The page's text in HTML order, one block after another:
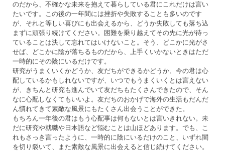
のだから、不確かな未来を抱えて暮らしている君にこれだけは言い
たいです。この後の一年間には挫折や失敗することも多いのです
が、それと等しい喜びにも出会えるから、どうか失敗しても落ち込
まずに頑張り続けてください。困難を乗り越えてその先に光が待っ
ていることは決して忘れてはいけないこと。そう、どこかに光がさ
せば、どこかに陰が落ちるものだから、上手くいかないときはただ
一時的にその陰にいるだけです。
研究がうまくいくかどうか、友だちができるかどうか、今の君は心
配しているかもしれないですが、いつでもうまくいくとは言えない
が、きちんと研究も進んでいて友だちもたくさんできたので、そん
なに心配しなくてもいいよ。友だちのおかげで海外の生活もだんだ
ん慣れてきて素敵な風景にもたくさん出会うことができた。
もちろん一年後の君はもう心配事は何もないとは言いきれない。未
だに研究や就職や日本語など悩むことは山ほどあります。でも、こ
れもさっき言ったように、一時的に陰にいるだけのこと、いずれ闇
を切り裂いて、また素敵な風景に出会えると信じ続けてください。